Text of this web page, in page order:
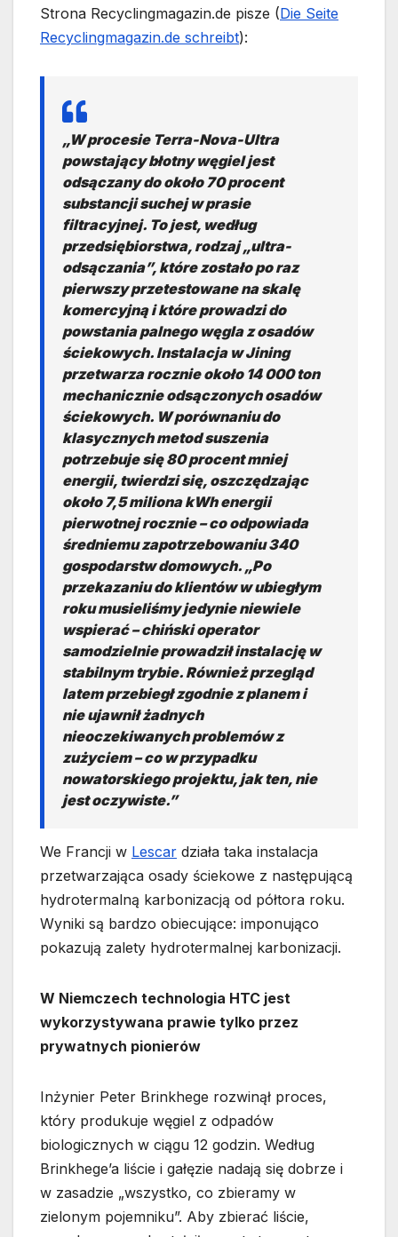
Strona Recyclingmagazin.de pisze (Die Seite
Recyclingmagazin.de schreibt):
„W procesie Terra-Nova-Ultra
powstający błotny węgiel jest
odsączany do około 70 procent
substancji suchej w prasie
filtracyjnej. To jest, według
przedsiębiorstwa, rodzaj „ultra-
odsączania”, które zostało po raz
pierwszy przetestowane na skalę
komercyjną i które prowadzi do
powstania palnego węgla z osadów
ściekowych. Instalacja w Jining
przetwarza rocznie około 14 000 ton
mechanicznie odsączonych osadów
ściekowych. W porównaniu do
klasycznych metod suszenia
potrzebuje się 80 procent mniej
energii, twierdzi się, oszczędzając
około 7,5 miliona kWh energii
pierwotnej rocznie – co odpowiada
średniemu zapotrzebowaniu 340
gospodarstw domowych. „Po
przekazaniu do klientów w ubiegłym
roku musieliśmy jedynie niewiele
wspierać – chiński operator
samodzielnie prowadził instalację w
stabilnym trybie. Również przegląd
latem przebiegł zgodnie z planem i
nie ujawnił żadnych
nieoczekiwanych problemów z
zużyciem – co w przypadku
nowatorskiego projektu, jak ten, nie
jest oczywiste.”
We Francji w Lescar działa taka instalacja
przetwarzająca osady ściekowe z następującą
hydrotermalną karbonizacją od półtora roku.
Wyniki są bardzo obiecujące: imponująco
pokazują zalety hydrotermalnej karbonizacji.
W Niemczech technologia HTC jest
wykorzystywana prawie tylko przez
prywatnych pionierów
Inżynier Peter Brinkhege rozwinął proces,
który produkuje węgiel z odpadów
biologicznych w ciągu 12 godzin. Według
Brinkhege’a liście i gałęzie nadają się dobrze i
w zasadzie „wszystko, co zbieramy w
zielonym pojemniku”. Aby zbierać liście,